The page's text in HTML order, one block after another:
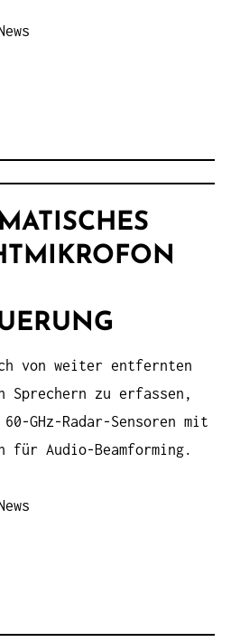
von weiter entfernten
Sprechern zu erfassen,
GHz-Radar-Sensoren mit
für Audio-Beamforming.